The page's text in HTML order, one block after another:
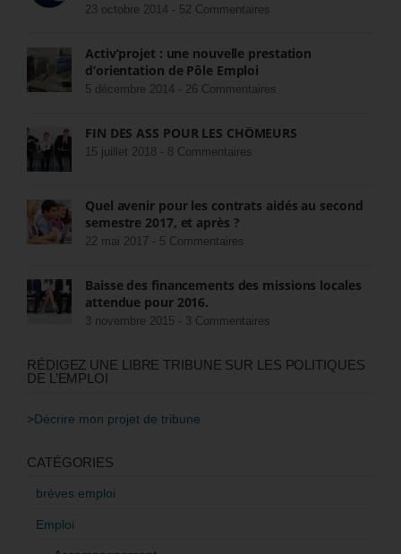
23 octobre 2014 - 52 Commentaires
Activ’projet : une nouvelle prestation
d’orientation de Pôle Emploi
5 décembre 2014 - 26 Commentaires
FIN DES ASS POUR LES CHÔMEURS
15 juillet 2018 - 8 Commentaires
Quel avenir pour les contrats aidés au second
semestre 2017, et après ?
22 mai 2017 - 5 Commentaires
Baisse des financements des missions locales
attendue pour 2016.
3 novembre 2015 - 3 Commentaires
RÉDIGEZ UNE LIBRE TRIBUNE SUR LES POLITIQUES
DE L’EMPLOI
>Décrire mon projet de tribune
CATÉGORIES
brèves emploi
Emploi